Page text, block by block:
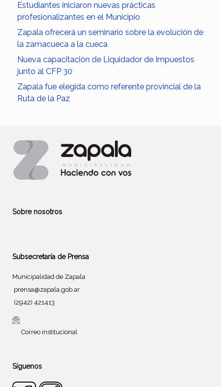
Estudiantes iniciaron nuevas prácticas
profesionalizantes en el Municipio
Zapala ofrecerá un seminario sobre la evolución de
la zamacueca a la cueca
Nueva capacitación de Liquidador de Impuestos
junto al CFP 30
Zapala fue elegida como referente provincial de la
Ruta de la Paz
Sobre nosotros
Subsecretaría de Prensa
Municipalidad de Zapala
prensa@zapala.gob.ar
(2942) 421413
Correo institucional
Síguenos